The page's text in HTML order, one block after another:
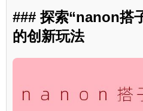
### 探索“nanon搭
的创新玩法